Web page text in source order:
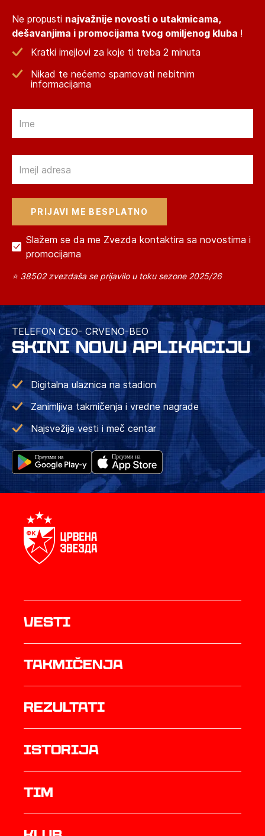
Ne propusti najvažnije novosti o utakmicama,
dešavanjima i promocijama tvog omiljenog kluba !
Kratki imejlovi za koje ti treba 2 minuta
Nikad te nećemo spamovati nebitnim
informacijama
Slažem se da me Zvezda kontaktira sa novostima i
promocijama
⭐ 38502 zvezdaša se prijavilo u toku sezone 2025/26
TELEFON CEO- CRVENO-BEO
SKINI NOVU APLIKACIJU
Digitalna ulaznica na stadion
Zanimljiva takmičenja i vredne nagrade
Najsvežije vesti i meč centar
Vesti
Takmičenja
rezultati
istorija
TIM